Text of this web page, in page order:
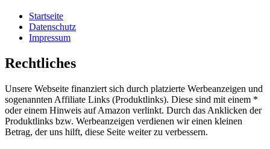
Startseite
Datenschutz
Impressum
Rechtliches
Unsere Webseite finanziert sich durch platzierte Werbeanzeigen und
sogenannten Affiliate Links (Produktlinks). Diese sind mit einem *
oder einem Hinweis auf Amazon verlinkt. Durch das Anklicken der
Produktlinks bzw. Werbeanzeigen verdienen wir einen kleinen
Betrag, der uns hilft, diese Seite weiter zu verbessern.